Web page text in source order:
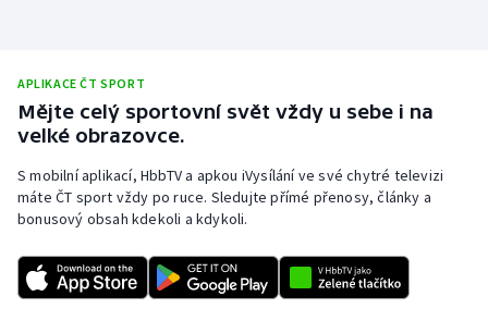
APLIKACE ČT SPORT
Mějte celý sportovní svět vždy u sebe i na
velké obrazovce.
S mobilní aplikací, HbbTV a apkou iVysílání ve své chytré televizi
máte ČT sport vždy po ruce. Sledujte přímé přenosy, články a
bonusový obsah kdekoli a kdykoli.